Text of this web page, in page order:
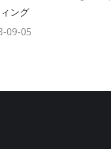
ング
09-05